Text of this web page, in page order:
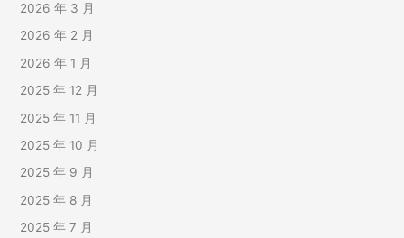
2026 年 3 月
2026 年 2 月
2026 年 1 月
2025 年 12 月
2025 年 11 月
2025 年 10 月
2025 年 9 月
2025 年 8 月
2025 年 7 月